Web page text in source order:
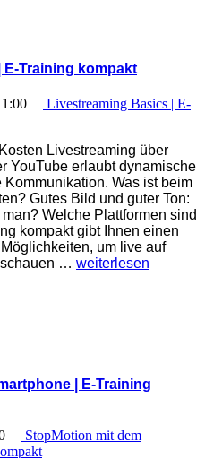
E-
kompakt“
Training kompakt
Livestreaming Basics | E-
Livestreaming über
YouTube erlaubt dynamische
Was ist beim
Gutes Bild und guter Ton:
Welche Plattformen sind
kompakt gibt Ihnen einen
um live auf
… „Livestreaming
weiterlesen
| E-Training
StopMotion mit dem